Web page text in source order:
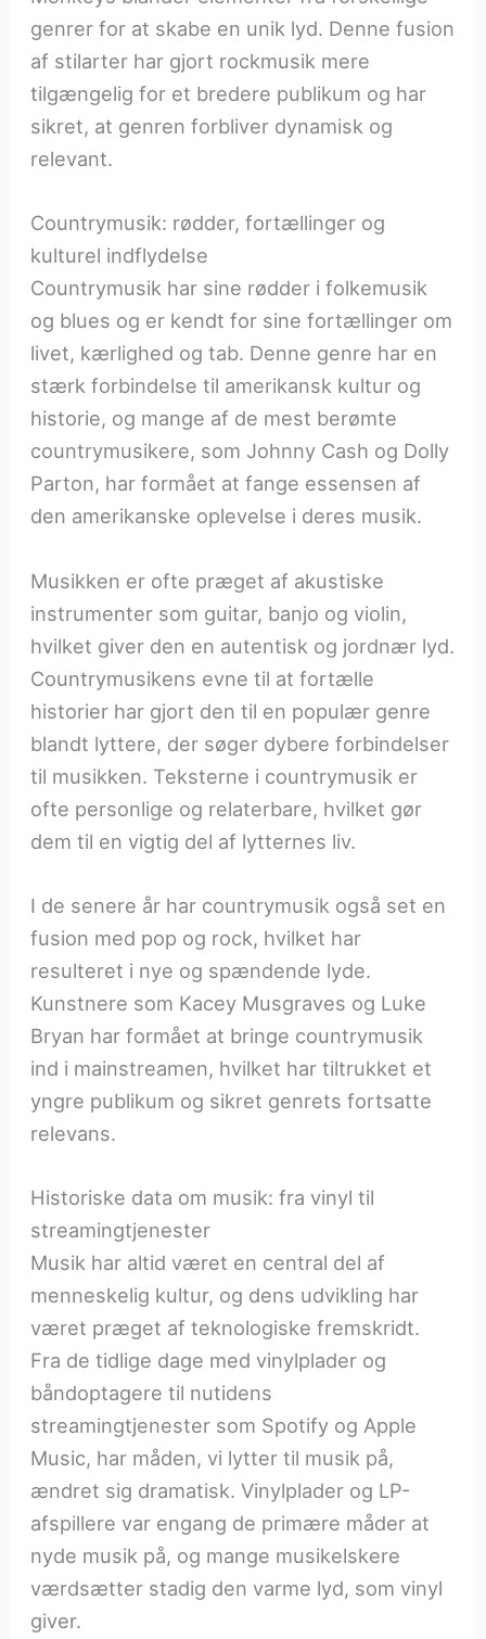
genrer for at skabe en unik lyd. Denne fusion
af stilarter har gjort rockmusik mere
tilgængelig for et bredere publikum og har
sikret, at genren forbliver dynamisk og
relevant.
Countrymusik: rødder, fortællinger og
kulturel indflydelse
Countrymusik har sine rødder i folkemusik
og blues og er kendt for sine fortællinger om
livet, kærlighed og tab. Denne genre har en
stærk forbindelse til amerikansk kultur og
historie, og mange af de mest berømte
countrymusikere, som Johnny Cash og Dolly
Parton, har formået at fange essensen af
den amerikanske oplevelse i deres musik.
Musikken er ofte præget af akustiske
instrumenter som guitar, banjo og violin,
hvilket giver den en autentisk og jordnær lyd.
Countrymusikens evne til at fortælle
historier har gjort den til en populær genre
blandt lyttere, der søger dybere forbindelser
til musikken. Teksterne i countrymusik er
ofte personlige og relaterbare, hvilket gør
dem til en vigtig del af lytternes liv.
I de senere år har countrymusik også set en
fusion med pop og rock, hvilket har
resulteret i nye og spændende lyde.
Kunstnere som Kacey Musgraves og Luke
Bryan har formået at bringe countrymusik
ind i mainstreamen, hvilket har tiltrukket et
yngre publikum og sikret genrets fortsatte
relevans.
Historiske data om musik: fra vinyl til
streamingtjenester
Musik har altid været en central del af
menneskelig kultur, og dens udvikling har
været præget af teknologiske fremskridt.
Fra de tidlige dage med vinylplader og
båndoptagere til nutidens
streamingtjenester som Spotify og Apple
Music, har måden, vi lytter til musik på,
ændret sig dramatisk. Vinylplader og LP-
afspillere var engang de primære måder at
nyde musik på, og mange musikelskere
værdsætter stadig den varme lyd, som vinyl
giver.